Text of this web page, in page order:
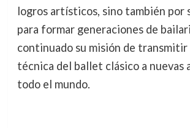
logros artísticos, sino también por
para formar generaciones de
continuado su misión de transmitir
técnica del ballet clásico a nuevas
todo el mundo.